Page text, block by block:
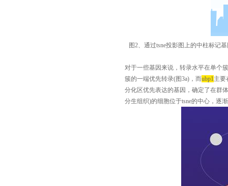
图2、通过tsne投影图上的中柱标记
对于一些基因来说，转录水平在单个
簇的一端优先转录(图3a) ，而ubp1主要
分化区优先表达的基因，确定了在群
分生组织)的细胞位于tsne的中心，逐